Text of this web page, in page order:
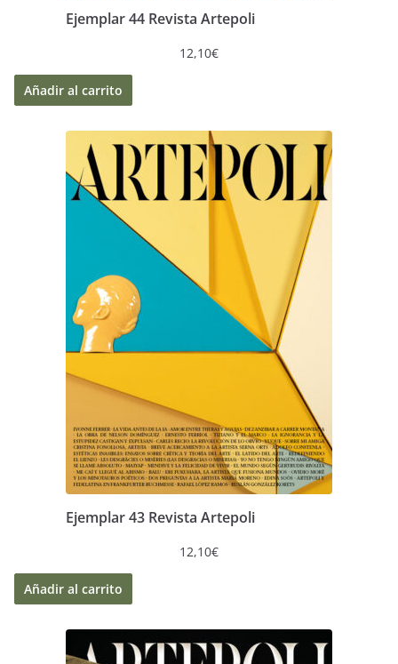
Ejemplar 44 Revista Artepoli
12,10€
Añadir al carrito
Ejemplar 43 Revista Artepoli
12,10€
Añadir al carrito